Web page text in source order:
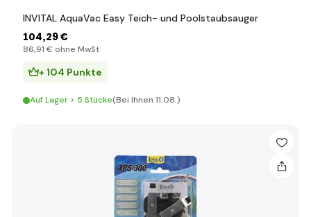
INVITAL AquaVac Easy Teich- und Poolstaubsauger
104,29 €
86,91 € ohne MwSt
+ 104 Punkte
Auf Lager > 5 Stücke(Bei Ihnen 11.08.)